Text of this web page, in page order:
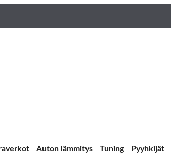
Auton lämmitys Tuning Pyyhkijät